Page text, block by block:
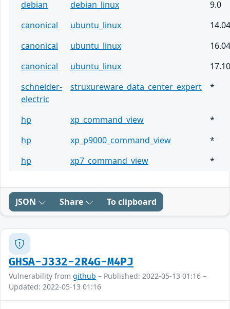
debian debian_linux
9.0
canonical
ubuntu_linux
14.04
canonical
ubuntu_linux
16.04
canonical
ubuntu_linux
17.10
schneider-
electric
struxureware_data_center_expert *
hp xp_command_view
*
hp
xp_p9000_command_view
*
hp
xp7_command_view *
JSON Share To clipboard
GHSA-J332-2R4G-M4PJ
Vulnerability from github – Published: 2022-05-13 01:16 –
Updated: 2022-05-13 01:16